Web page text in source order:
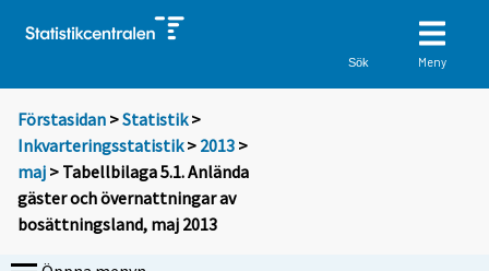
Sök Meny
Förstasidan >Statistik >
Inkvarteringsstatistik> 2013 >
maj > Tabellbilaga 5.1. Anlända
gäster och övernattningar av
bosättningsland, maj 2013